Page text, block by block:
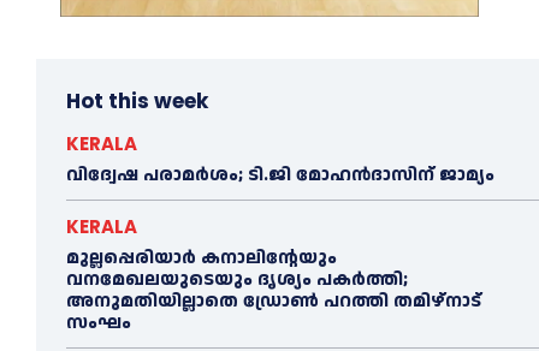
Hot this week
KERALA
വിദ്വേഷ പരാമര്‍ശം; ടി.ജി മോഹന്‍ദാസിന് ജാമ്യം
KERALA
മുല്ലപ്പെരിയാര്‍ കനാലിൻ്റേയും
വനമേഖലയുടെയും ദൃശ്യം പകര്‍ത്തി;
അനുമതിയില്ലാതെ ഡ്രോണ്‍ പറത്തി തമിഴ്നാട്
സംഘം